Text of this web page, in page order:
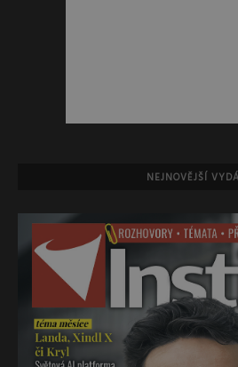
NEJNOVĚJŠÍ